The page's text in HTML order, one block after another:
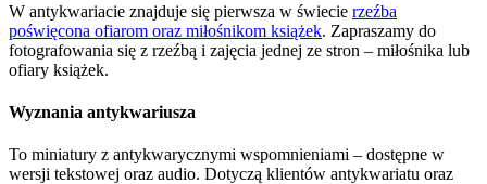
W antykwariacie znajduje się pierwsza w świecie rzeźba
poświęcona ofiarom oraz miłośnikom książek. Zapraszamy do
fotografowania się z rzeźbą i zajęcia jednej ze stron – miłośnika lub
ofiary książek.
Wyznania antykwariusza
To miniatury z antykwarycznymi wspomnieniami – dostępne w
wersji tekstowej oraz audio. Dotyczą klientów antykwariatu oraz